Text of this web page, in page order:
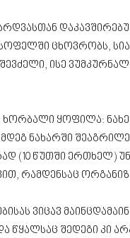
ცხოვრობს,
ისე
ყოფილა:
ნახარში
(10 წუთში ერთხელ)
რამდენსაც
ვიცავ
შედეგი კი